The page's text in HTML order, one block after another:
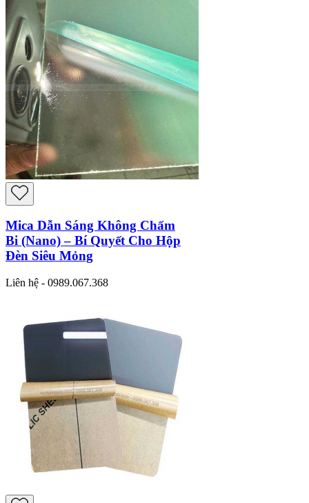
Mica Dẫn Sáng Không Chấm
Bi (Nano) – Bí Quyết Cho Hộp
Đèn Siêu Mỏng
Liên hệ - 0989.067.368